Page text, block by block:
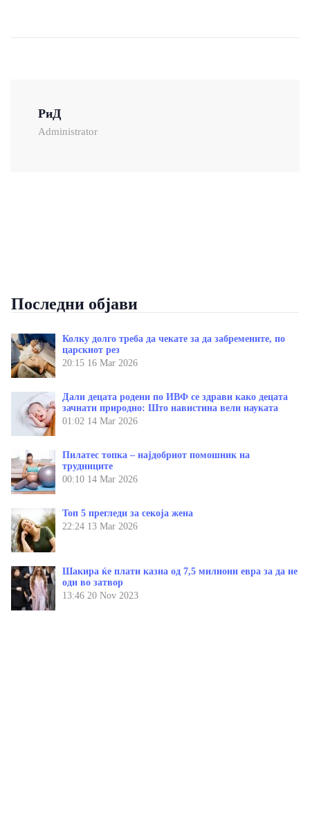
РиД
Administrator
Последни објави
Колку долго треба да чекате за да забремените, по
царскиот рез
20:15 16 Mar 2026
Дали децата родени по ИВФ се здрави како децата
зачнати природно: Што навистина вели науката
01:02 14 Mar 2026
Пилатес топка – најдобриот помошник на
трудниците
00:10 14 Mar 2026
Топ 5 прегледи за секоја жена
22:24 13 Mar 2026
Шакира ќе плати казна од 7,5 милиони евра за да не
оди во затвор
13:46 20 Nov 2023